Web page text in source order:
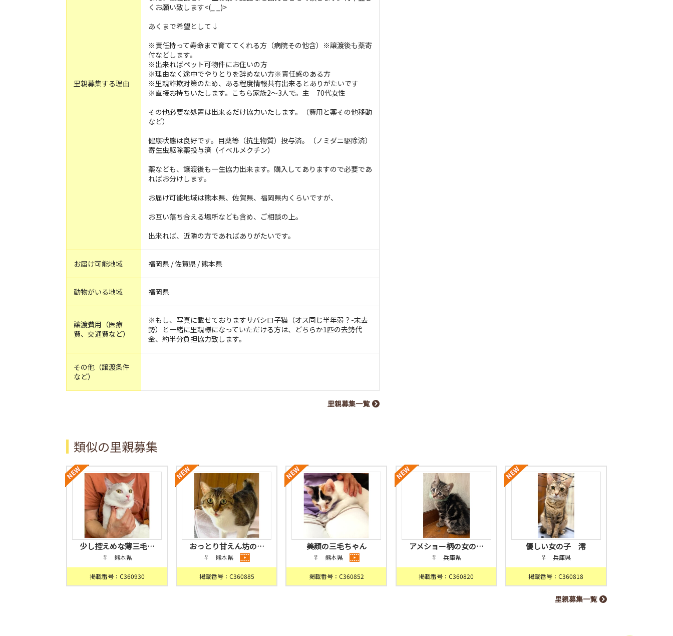
里親募集する理由
くお願い致します<(_ _)>
あくまで希望として↓
※責任持って寿命まで育ててくれる方（病院その他含）※譲渡後も薬寄
付などします。
※出来ればペット可物件にお住いの方
※理由なく途中でやりとりを辞めない方※責任感のある方
※里親詐欺対策のため、ある程度情報共有出来るとありがたいです
※直接お持ちいたします。こちら家族2～3人で。主 70代女性
その他必要な処置は出来るだけ協力いたします。（費用と薬その他移動
など）
健康状態は良好です。目薬等（抗生物質）投与済。（ノミダニ駆除済）
寄生虫駆除薬投与済（イベルメクチン）
薬なども、譲渡後も一生協力出来ます。購入してありますので必要であ
ればお分けします。
お届け可能地域は熊本県、佐賀県、福岡県内くらいですが、
お互い落ち合える場所なども含め、ご相談の上。
出来れば、近隣の方であればありがたいです。
お届け可能地域 福岡県 / 佐賀県 / 熊本県
動物がいる地域 福岡県
譲渡費用（医療
費、交通費など）
※もし、写真に載せておりますサバシロ子猫（オス同じ半年弱？-末去
勢）と一緒に里親様になっていただける方は、どちらか1匹の去勢代
金、約半分負担協力致します。
その他（譲渡条件
など）
里親募集一覧
類似の里親募集
少し控えめな薄三毛…
♀ 熊本県
掲載番号：C360930
おっとり甘えん坊の…
♀ 熊本県
掲載番号：C360885
美顔の三毛ちゃん
♀ 熊本県
掲載番号：C360852
アメショー柄の女の…
♀ 兵庫県
掲載番号：C360820
優しい女の子 澪
♀ 兵庫県
掲載番号：C360818
里親募集一覧